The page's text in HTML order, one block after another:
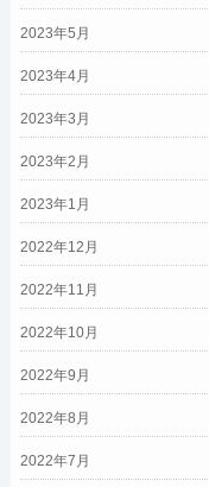
2023年5月
2023年4月
2023年3月
2023年2月
2023年1月
2022年12月
2022年11月
2022年10月
2022年9月
2022年8月
2022年7月